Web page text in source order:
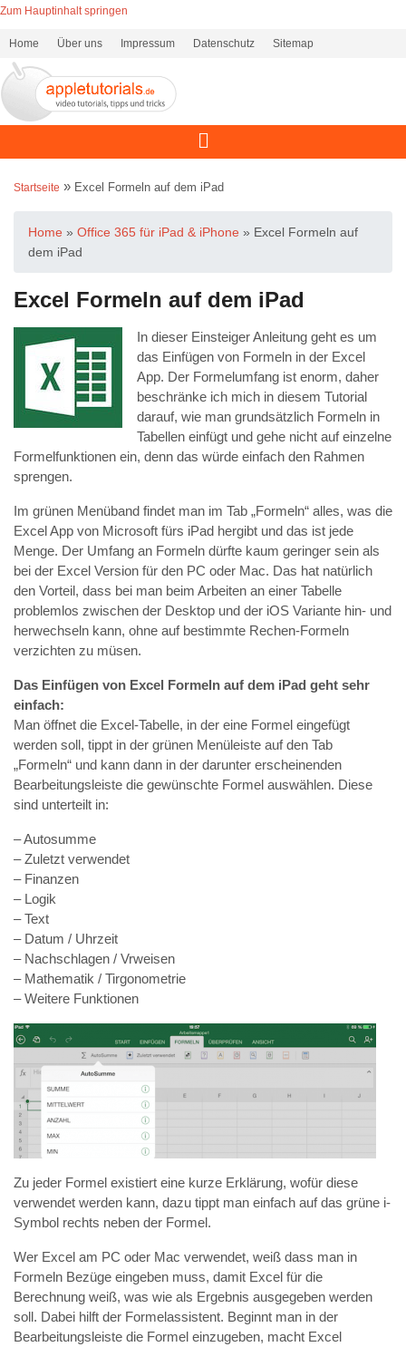
Zum Hauptinhalt springen
Home Über uns Impressum Datenschutz Sitemap
Startseite » Excel Formeln auf dem iPad
Home » Office 365 für iPad & iPhone » Excel Formeln auf
dem iPad
Excel Formeln auf dem iPad
In dieser Einsteiger Anleitung geht es um
das Einfügen von Formeln in der Excel
App. Der Formelumfang ist enorm, daher
beschränke ich mich in diesem Tutorial
darauf, wie man grundsätzlich Formeln in
Tabellen einfügt und gehe nicht auf einzelne
Formelfunktionen ein, denn das würde einfach den Rahmen
sprengen.
Im grünen Menüband findet man im Tab „Formeln“ alles, was die
Excel App von Microsoft fürs iPad hergibt und das ist jede
Menge. Der Umfang an Formeln dürfte kaum geringer sein als
bei der Excel Version für den PC oder Mac. Das hat natürlich
den Vorteil, dass bei man beim Arbeiten an einer Tabelle
problemlos zwischen der Desktop und der iOS Variante hin- und
herwechseln kann, ohne auf bestimmte Rechen-Formeln
verzichten zu müsen.
Das Einfügen von Excel Formeln auf dem iPad geht sehr
einfach:
Man öffnet die Excel-Tabelle, in der eine Formel eingefügt
werden soll, tippt in der grünen Menüleiste auf den Tab
„Formeln“ und kann dann in der darunter erscheinenden
Bearbeitungsleiste die gewünschte Formel auswählen. Diese
sind unterteilt in:
– Autosumme
– Zuletzt verwendet
– Finanzen
– Logik
– Text
– Datum / Uhrzeit
– Nachschlagen / Vrweisen
– Mathematik / Tirgonometrie
– Weitere Funktionen
Zu jeder Formel existiert eine kurze Erklärung, wofür diese
verwendet werden kann, dazu tippt man einfach auf das grüne i-
Symbol rechts neben der Formel.
Wer Excel am PC oder Mac verwendet, weiß dass man in
Formeln Bezüge eingeben muss, damit Excel für die
Berechnung weiß, was wie als Ergebnis ausgegeben werden
soll. Dabei hilft der Formelassistent. Beginnt man in der
Bearbeitungsleiste die Formel einzugeben, macht Excel